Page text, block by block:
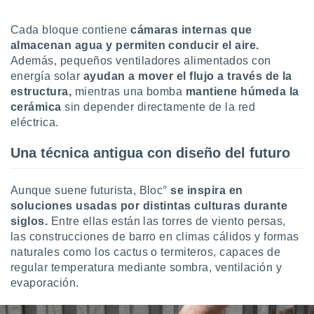
utilizar
crear un
uso de
la
medir el
del
de
o a través
de
de
de
Cada bloque contienecámaras internas que
almacenan agua y permiten conducir el aire.
Además, pequeños ventiladores alimentados con
energía solar ayudan a mover el flujo a través de la
estructura, mientras una bomba mantiene húmeda la
cerámica sin depender directamente de la red
eléctrica.
Una técnica antigua con diseño del futuro
Aunque suene futurista, Bloc°se inspira en
soluciones usadas por distintas culturas durante
siglos. Entre ellas están las torres de viento persas,
las construcciones de barro en climas cálidos y formas
naturales como los cactus o termiteros, capaces de
regular temperatura mediante sombra, ventilación y
evaporación.